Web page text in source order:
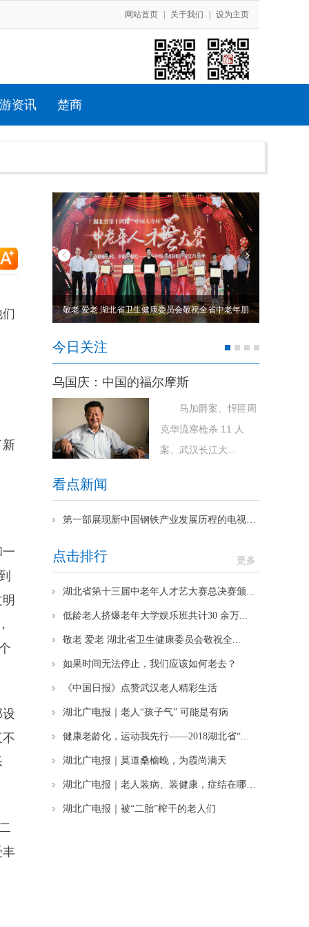
网站首页 关于我们 设为主页
资讯 楚商
丰
低龄老人挤爆老年大学娱乐班共计30 余万学员参与学
今日关注
乌国庆：中国的福尔摩斯
马加爵案、悍匪周
克华流窜枪杀 11 人
案、武汉长江大...
看点新闻
第一部展现新中国钢铁产业发展历程的电视剧《红房子》武汉开机
点击排行 更多
湖北省第十三届中老年人才艺大赛总决赛颁...
低龄老人挤爆老年大学娱乐班共计30 余万...
敬老 爱老 湖北省卫生健康委员会敬祝全...
如果时间无法停止，我们应该如何老去？
《中国日报》点赞武汉老人精彩生活
湖北广电报｜老人“孩子气” 可能是有病
健康老龄化，运动我先行——2018湖北省“...
湖北广电报｜莫道桑榆晚，为霞尚满天
湖北广电报｜老人装病、装健康，症结在哪里？
湖北广电报｜被“二胎”榨干的老人们